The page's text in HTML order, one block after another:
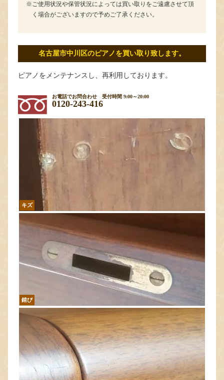
ご使用状況や保管状況によっては買い取りをご遠慮させて頂
く場合がございますので予めご了承ください。
名古屋市中川区のピアノを買い取り致します。
ピアノをメンテナンスし、再利用しております。
お電話でお問合わせ 受付時間 9:00～20:00
0120-243-416
キズ
錆び